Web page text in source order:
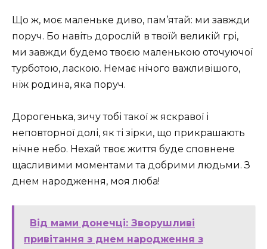
Що ж, моє маленьке диво, пам’ятай: ми завжди
поруч. Бо навіть дорослій в твоїй великій грі,
ми завжди будемо твоєю маленькою оточуючої
турботою, ласкою. Немає нічого важливішого,
ніж родина, яка поруч.
Дорогенька, зичу тобі такої ж яскравої і
неповторної долі, як ті зірки, що прикрашають
нічне небо. Нехай твоє життя буде сповнене
щасливими моментами та добрими людьми. З
днем народження, моя люба!
Від мами донечці: Зворушливі
привітання з днем народження з